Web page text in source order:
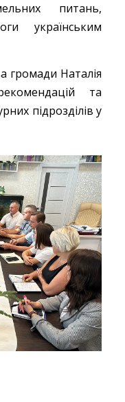
питань,
українським
громади Наталія
та
підрозділів у